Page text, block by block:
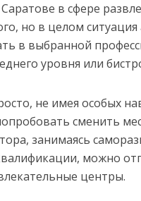
в сфере
но в целом ситуация
в выбранной
уровня или
не имея особых
сменить
занимаясь
можно
центры.